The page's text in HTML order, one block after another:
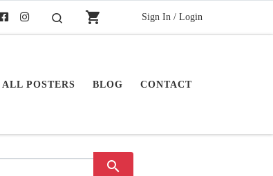
Buscarshopping_cart Sign In / Login
ALL POSTERS BLOG CONTACT
search